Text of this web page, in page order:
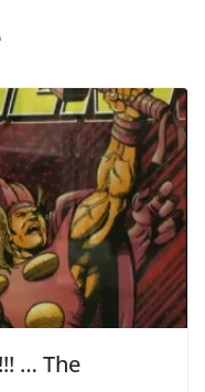
… The